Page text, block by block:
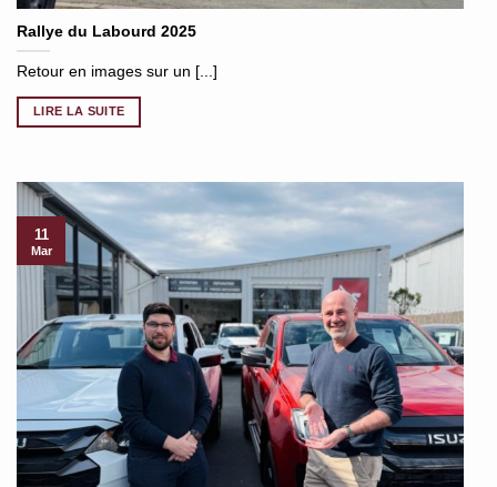
Rallye du Labourd 2025
Retour en images sur un [...]
LIRE LA SUITE
11
Mar